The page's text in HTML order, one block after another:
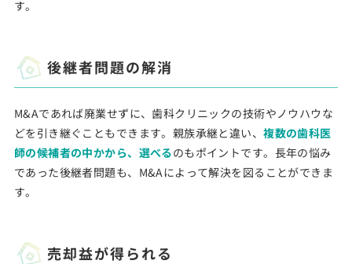
す。
後継者問題の解消
M&Aであれば廃業せずに、歯科クリニックの技術やノウハウな
どを引き継ぐこともできます。親族承継と違い、複数の歯科医
師の候補者の中かから、選べるのもポイントです。長年の悩み
であった後継者問題も、M&Aによって解決を図ることができま
す。
売却益が得られる